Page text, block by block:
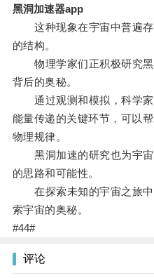
黑洞加速器app
这种现象在宇宙中普遍存
的结构。
物理学家们正积极研究黑
背后的奥秘。
通过观测和模拟，科学家
能量传递的关键环节，可以
物理规律。
黑洞加速的研究也为宇宙
的思路和可能性。
在探索未知的宇宙之旅中
索宇宙的奥秘。
#44#
评论